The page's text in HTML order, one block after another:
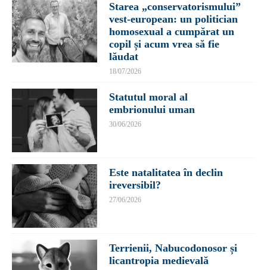
Starea „conservatorismului”
vest-european: un politician
homosexual a cumpărat un
copil și acum vrea să fie
lăudat
18/07/2026
Statutul moral al
embrionului uman
30/06/2026
Este natalitatea în declin
ireversibil?
27/06/2026
Terrienii, Nabucodonosor și
licantropia medievală